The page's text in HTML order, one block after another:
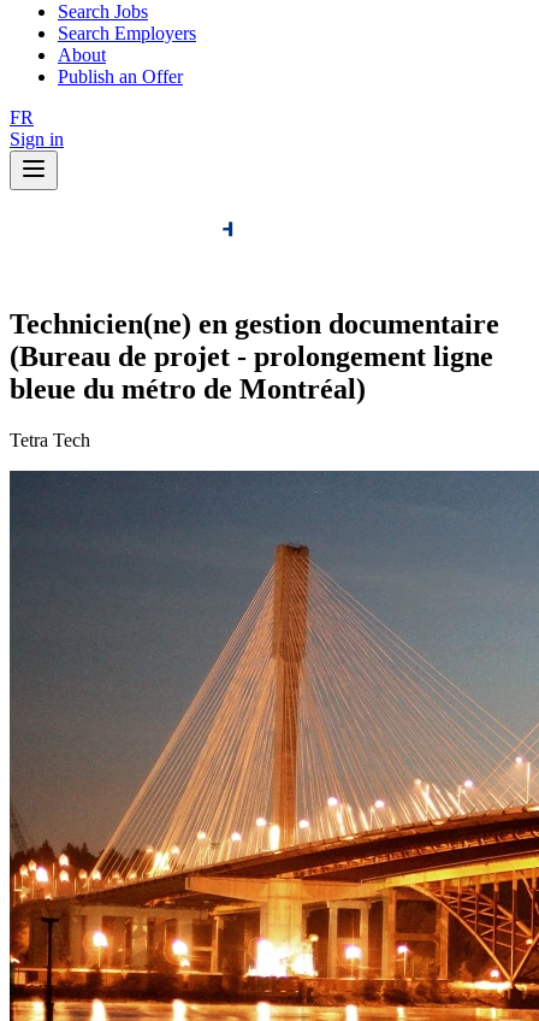
Search Jobs
Search Employers
About
Publish an Offer
FR
Sign in
Technicien(ne) en gestion documentaire
(Bureau de projet - prolongement ligne
bleue du métro de Montréal)
Tetra Tech